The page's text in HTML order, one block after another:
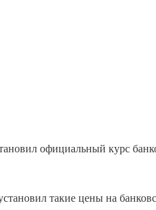
официальный курс
такие цены на